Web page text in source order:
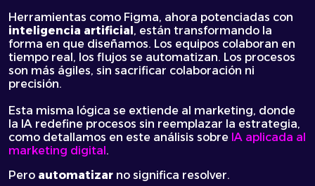
Herramientas como Figma, ahora potenciadas con
inteligencia artificial, están transformando la
forma en que diseñamos. Los equipos colaboran en
tiempo real, los flujos se automatizan. Los procesos
son más ágiles, sin sacrificar colaboración ni
precisión.
Esta misma lógica se extiende al marketing, donde
la IA redefine procesos sin reemplazar la estrategia,
como detallamos en este análisis sobre IA aplicada al
marketing digital.
Pero automatizar no significa resolver.